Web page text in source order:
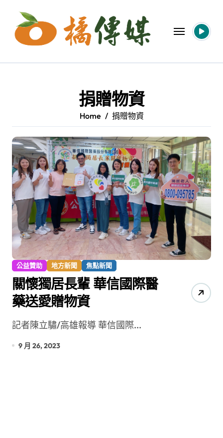
content
捐贈物資
Home 捐贈物資
公益贊助 地方新聞 焦點新聞
關懷獨居長輩 華信國際醫
藥送愛贈物資
記者陳立驌/高雄報導 華信國際...
9 月 26, 2023